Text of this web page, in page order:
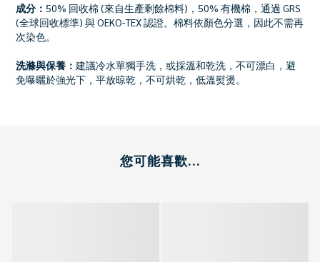
成分： 50% 回收棉 (來自生產剩餘棉料)，50% 有機棉，通過 GRS
(全球回收標準) 與 OEKO‑TEX 認證。棉料依顏色分選，因此不需再
次染色。
洗滌與保養： 建議冷水單獨手洗，或採溫和乾洗，不可漂白，避
免曝曬於強光下，平放晾乾，不可烘乾，低溫熨燙。
您可能喜歡...